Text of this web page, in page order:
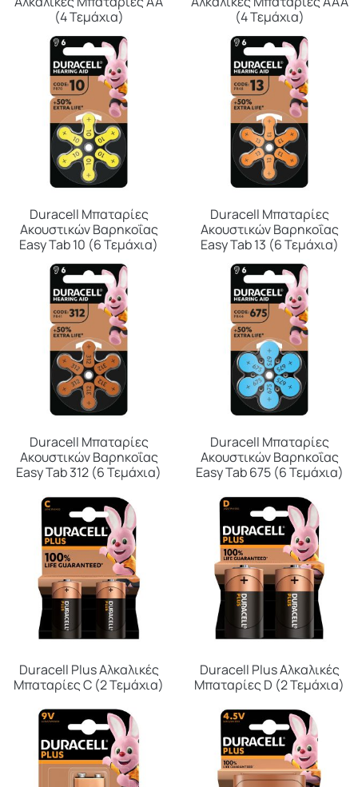
(4 Τεμάχια)
(4 Τεμάχια)
Duracell Μπαταρίες
Ακουστικών Βαρηκοΐας
Easy Tab 10 (6 Τεμάχια)
Duracell Μπαταρίες
Ακουστικών Βαρηκοΐας
Easy Tab 13 (6 Τεμάχια)
Duracell Μπαταρίες
Ακουστικών Βαρηκοΐας
Easy Tab 312 (6 Τεμάχια)
Duracell Μπαταρίες
Ακουστικών Βαρηκοΐας
Easy Tab 675 (6 Τεμάχια)
Duracell Plus Αλκαλικές
Μπαταρίες C (2 Τεμάχια)
Duracell Plus Αλκαλικές
Μπαταρίες D (2 Τεμάχια)